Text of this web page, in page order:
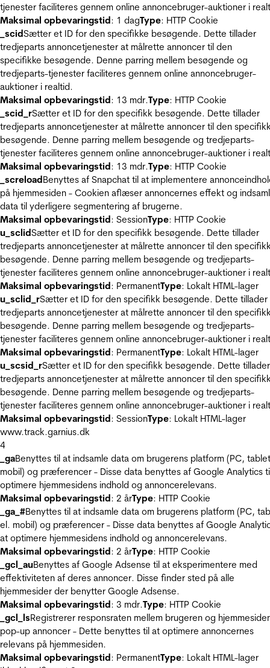
tjenester faciliteres gennem online annoncebruger-auktioner i
Maksimal opbevaringstid: 1 dagType: HTTP Cookie
_scidSætter et ID for den specifikke besøgende. Dette tillader
tredjeparts annoncetjenester at målrette annoncer til den
specifikke besøgende. Denne parring mellem besøgende og
tredjeparts-tjenester faciliteres gennem online annoncebruger-
auktioner i realtid.
Maksimal opbevaringstid: 13 mdr.Type: HTTP Cookie
_scid_rSætter et ID for den specifikk besøgende. Dette tillader
tredjeparts annoncetjenester at målrette annoncer til den
besøgende. Denne parring mellem besøgende og tredjeparts-
tjenester faciliteres gennem online annoncebruger-auktioner i
Maksimal opbevaringstid: 13 mdr.Type: HTTP Cookie
_screloadBenyttes af Snapchat til at implementere
på hjemmesiden - Cookien aflæser annoncernes effekt og
data til yderligere segmentering af brugerne.
Maksimal opbevaringstid: SessionType: HTTP Cookie
u_sclidSætter et ID for den specifikk besøgende. Dette tillader
tredjeparts annoncetjenester at målrette annoncer til den
besøgende. Denne parring mellem besøgende og tredjeparts-
tjenester faciliteres gennem online annoncebruger-auktioner i
Maksimal opbevaringstid: PermanentType: Lokalt HTML-lager
u_sclid_rSætter et ID for den specifikk besøgende. Dette tillader
tredjeparts annoncetjenester at målrette annoncer til den
besøgende. Denne parring mellem besøgende og tredjeparts-
tjenester faciliteres gennem online annoncebruger-auktioner i
Maksimal opbevaringstid: PermanentType: Lokalt HTML-lager
u_scsid_rSætter et ID for den specifikk besøgende. Dette tillader
tredjeparts annoncetjenester at målrette annoncer til den
besøgende. Denne parring mellem besøgende og tredjeparts-
tjenester faciliteres gennem online annoncebruger-auktioner i
Maksimal opbevaringstid: SessionType: Lokalt HTML-lager
www.track.garnius.dk
4
_gaBenyttes til at indsamle data om brugerens platform (PC,
mobil) og præferencer - Disse data benyttes af Google Analytics
optimere hjemmesidens indhold og annoncerelevans.
Maksimal opbevaringstid: 2 årType: HTTP Cookie
_ga_#Benyttes til at indsamle data om brugerens platform (PC,
el. mobil) og præferencer - Disse data benyttes af Google
at optimere hjemmesidens indhold og annoncerelevans.
Maksimal opbevaringstid: 2 årType: HTTP Cookie
_gcl_auBenyttes af Google Adsense til at eksperimentere med
effektiviteten af deres annoncer. Disse finder sted på alle
hjemmesider der benytter Google Adsense.
Maksimal opbevaringstid: 3 mdr.Type: HTTP Cookie
_gcl_lsRegistrerer responsraten mellem brugeren og
pop-up annoncer - Dette benyttes til at optimere annoncernes
relevans på hjemmesiden.
Maksimal opbevaringstid: PermanentType: Lokalt HTML-lager